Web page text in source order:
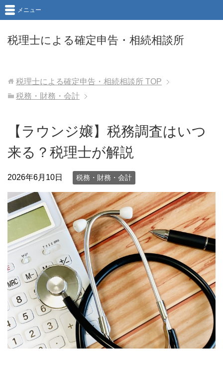
税理士による確定申告・相続相談所
メニュー
税理士による確定申告・相続相談所 TOP
税務・財務・会計
【ラウンジ嬢】税務調査はいつ
来る？税理士が解説
2026年6月10日 税務・財務・会計